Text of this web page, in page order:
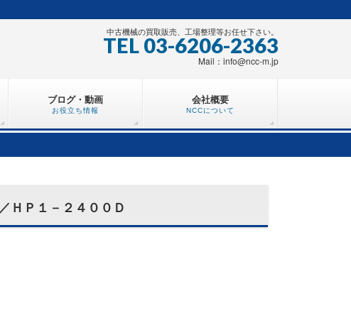
中古機械の買取販売、工場整理等お任せ下さい。
TEL 03-6206-2363
Mail：info@ncc-m.jp
ブログ・動画
お役立ち情報
会社概要
NCCについて
ＨＰ１－２４００Ｄ